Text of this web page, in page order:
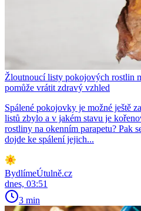
Žloutnoucí listy pokojových rostlin
pomůže vrátit zdravý vzhled
Spálené pokojovky je možné ještě
listů zbylo a v jakém stavu je
rostliny na okenním parapetu? Pak
dojde ke spálení jejich...
BydlímeÚtulně.cz
dnes, 03:51
3 min